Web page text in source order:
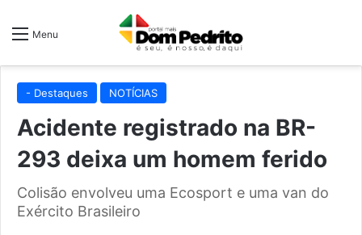
Menu
- Destaques NOTÍCIAS
Acidente registrado na BR-
293 deixa um homem ferido
Colisão envolveu uma Ecosport e uma van do
Exército Brasileiro